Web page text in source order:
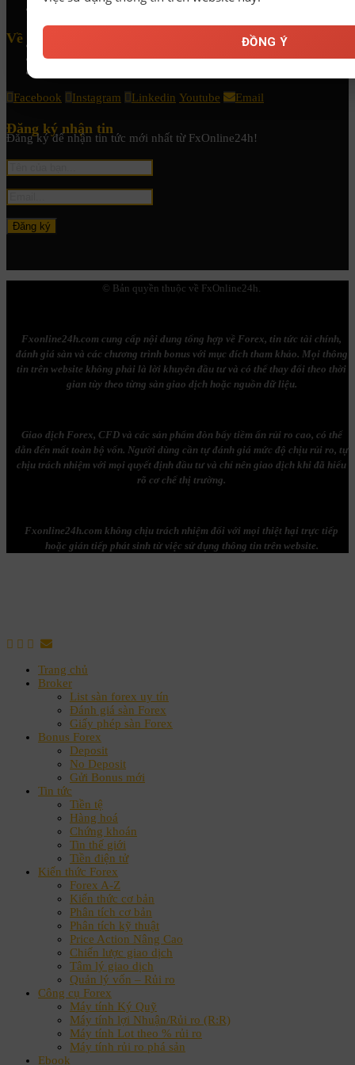
Kiến thức Forex A-Z
Về chúng tôi
Điều khoản & Điều kiện
Facebook
Instagram Linkedin Youtube Email
Đăng ký nhận tin
Đăng ký để nhận tin tức mới nhất từ FxOnline24h!
© Bản quyền thuộc về FxOnline24h.
Fxonline24h.com cung cấp nội dung tổng hợp về Forex, tin tức tài chính,
đánh giá sàn và các chương trình bonus với mục đích tham khảo. Mọi thông
tin trên website không phải là lời khuyên đầu tư và có thể thay đổi theo thời
gian tùy theo từng sàn giao dịch hoặc nguồn dữ liệu.
Giao dịch Forex, CFD và các sản phẩm đòn bẩy tiềm ẩn rủi ro cao, có thể
dẫn đến mất toàn bộ vốn. Người dùng cần tự đánh giá mức độ chịu rủi ro, tự
chịu trách nhiệm với mọi quyết định đầu tư và chỉ nên giao dịch khi đã hiểu
rõ cơ chế thị trường.
Fxonline24h.com không chịu trách nhiệm đối với mọi thiệt hại trực tiếp
hoặc gián tiếp phát sinh từ việc sử dụng thông tin trên website.
Trang chủ
Broker
List sàn forex uy tín
Đánh giá sàn Forex
Giấy phép sàn Forex
Bonus Forex
Deposit
No Deposit
Gửi Bonus mới
Tin tức
Tiền tệ
Hàng hoá
Chứng khoán
Tin thế giới
Tiền điện tử
Kiến thức Forex
Forex A-Z
Kiến thức cơ bản
Phân tích cơ bản
Phân tích kỹ thuật
Price Action Nâng Cao
Chiến lược giao dịch
Tâm lý giao dịch
Quản lý vốn – Rủi ro
Công cụ Forex
Máy tính Ký Quỹ
Máy tính lợi Nhuận/Rủi ro (R:R)
Máy tính Lot theo % rủi ro
Máy tính rủi ro phá sản
Ebook
ĐỒNG Ý